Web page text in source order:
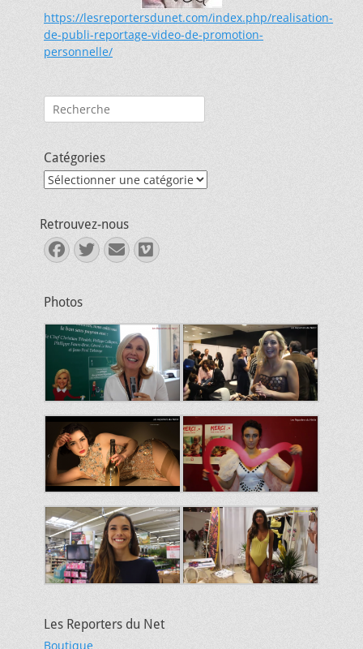
https://lesreportersdunet.com/index.php/realisation-
de-publi-reportage-video-de-promotion-
personnelle/
Rechercher :
Catégories
Catégories
Retrouvez-nous
Facebook
Twitter
E-
mail
Vimeo
Photos
Les Reporters du Net
Boutique